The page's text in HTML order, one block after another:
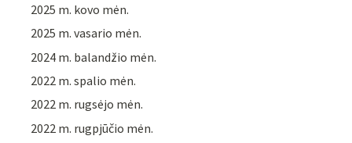
2025 m. kovo mėn.
2025 m. vasario mėn.
2024 m. balandžio mėn.
2022 m. spalio mėn.
2022 m. rugsėjo mėn.
2022 m. rugpjūčio mėn.